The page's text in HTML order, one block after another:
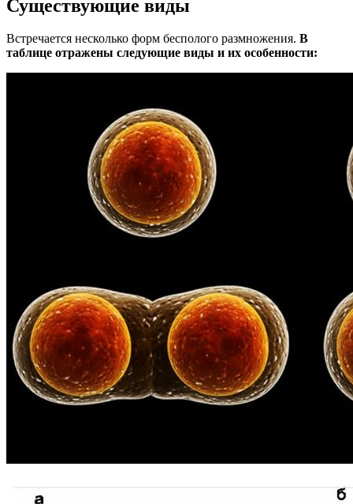
Существующие виды
Встречается несколько форм бесполого размножения. В
таблице отражены следующие виды и их особенности: